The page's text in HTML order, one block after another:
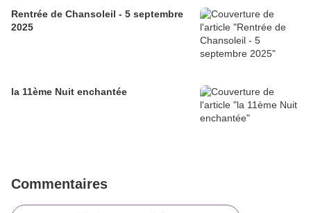
Rentrée de Chansoleil - 5 septembre
2025
la 11ème Nuit enchantée
Commentaires